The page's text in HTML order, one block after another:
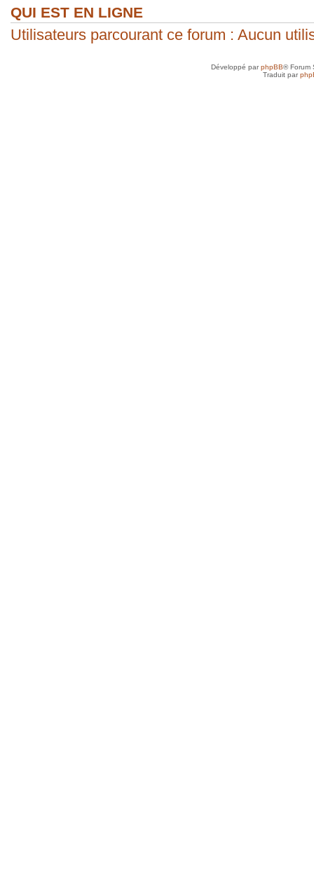
QUI EST EN LIGNE
Utilisateurs parcourant ce forum : Aucun
Développé parphpBB® Forum
Traduit par